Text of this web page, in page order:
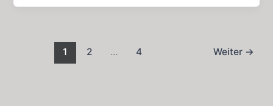
kommt
1 2 … 4 Weiter →